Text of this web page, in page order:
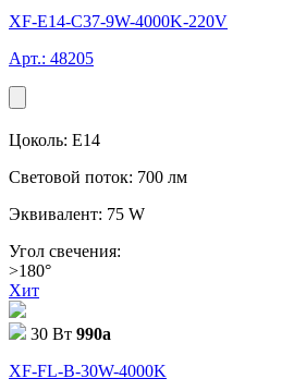
XF-E14-C37-9W-4000K-220V
Арт.: 48205
Цоколь: E14
Световой поток: 700 лм
Эквивалент: 75 W
Угол свечения:
>180°
Хит
30 Вт 990a
XF-FL-В-30W-4000K